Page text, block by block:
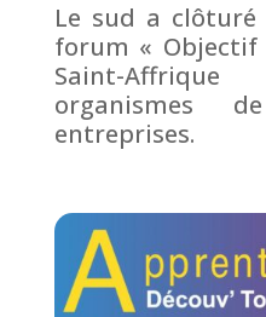
Le sud a
forum « Objectif
Saint-
organismes
entreprises.